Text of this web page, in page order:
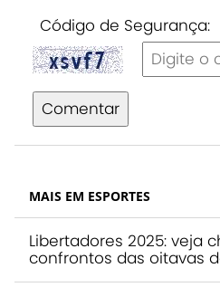
Código de Segurança:
Comentar
MAIS EM ESPORTES
Libertadores 2025: veja
confrontos das oitavas